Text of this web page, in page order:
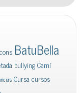
BatuBella
bullyingCamí
Cursa cursos